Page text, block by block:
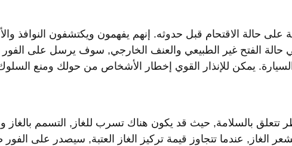
حالة الاقتحام قبل حدوثه. إنهم يفهمون ويكتشفون النوافذ
الفتح غير الطبيعي والعنف الخارجي, سوف يرسل على الفور
يمكن للإنذار القوي إخطار الأشخاص من حولك ومنع السلوك
بالسلامة, حيث قد يكون هناك تسرب للغاز, التسمم بالغاز
الغاز, عندما تتجاوز قيمة تركيز الغاز العتبة, سيصدر على الفور